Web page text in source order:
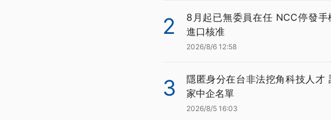
2
8月起已無委員在任 NCC停發手
進口核准
2026/8/6 12:58
3
隱匿身分在台非法挖角科技人才
家中企名單
2026/8/5 16:03